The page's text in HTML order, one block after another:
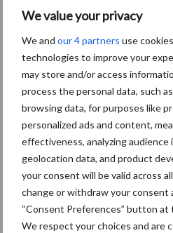
We value your privacy
We and our 4 partners use
technologies to improve your
may store and/or access
process the personal data, such
browsing data, for purposes like
personalized ads and content,
effectiveness, analyzing
geolocation data, and product
your consent will be valid across
change or withdraw your consent
“Consent Preferences” button
We respect your choices and are
Teije (13 jaar), Myron (11 jaar) en
we bijvoorbeeld vroeger op
kijken. Hij moest uiterlijk om zes uur
doen we het anders. We gaan om
rijden om vijf uur weg. En de rest
het bedrijf niet meer druk te maken.’
hij zit ook beter in zijn vel. Fanny:
gefocust op het bedrijf en het